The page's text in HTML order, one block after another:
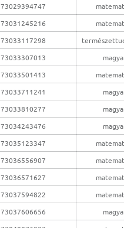
73029394747
73031245216
73033117298
73033307013
73033501413
73033711241
73033810277
73034243476
73035123347
73036556907
73036571627
73037594822
73037606656